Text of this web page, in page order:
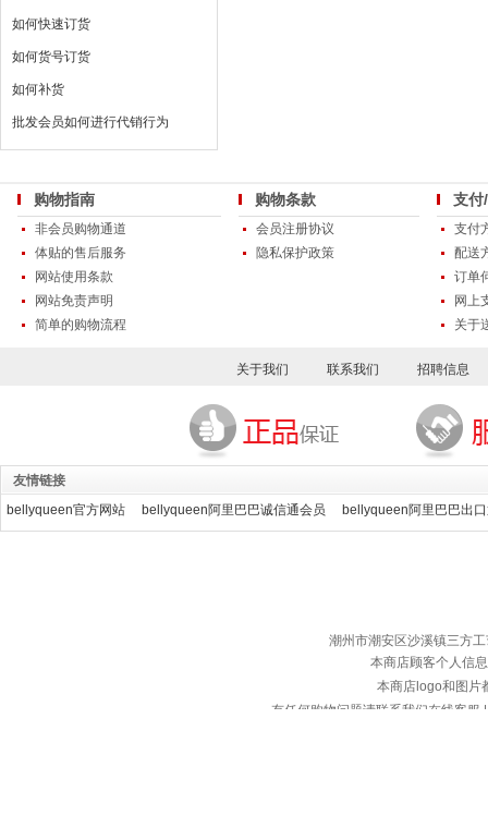
如何快速订货
如何货号订货
如何补货
批发会员如何进行代销行为
购物指南
非会员购物通道
体贴的售后服务
网站使用条款
网站免责声明
简单的购物流程
购物条款
会员注册协议
隐私保护政策
支付
支付
配送
订单
网上
关于
关于我们 联系我们 招聘信息
友情链接
bellyqueen官方网站
bellyqueen阿里巴巴诚信通会员 bellyqueen阿里巴巴出
潮州市潮安区沙溪镇三方
本商店顾客个人信
本商店logo和图片
有任何购物问题请联系我们在线客